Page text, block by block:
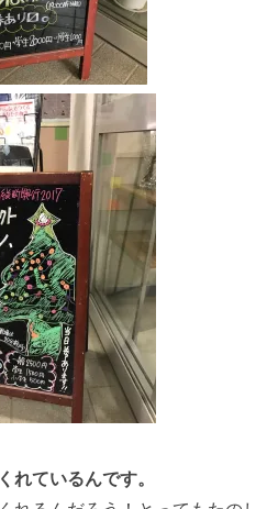
れているんです。